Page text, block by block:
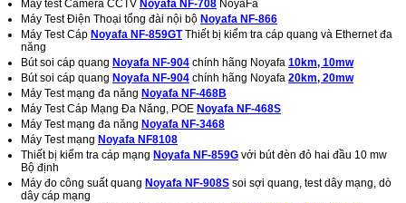
Máy test Camera CCTV Noyafa NF-708 NoyaFa
Máy Test Điện Thoại tổng đài nội bộ Noyafa NF-866
Máy Test Cáp Noyafa NF-859GTThiết bị kiểm tra cáp quang và Ethernet đa
năng
Bút soi cáp quang Noyafa NF-904 chính hãng Noyafa 10km, 10mw
Bút soi cáp quang Noyafa NF-904 chính hãng Noyafa 20km, 20mw
Máy Test mạng đa năng Noyafa NF-468B
Máy Test Cáp Mạng Đa Năng, POE Noyafa NF-468S
Máy Test mạng đa năng Noyafa NF-3468
Máy Test mạng Noyafa NF8108
Thiết bị kiểm tra cáp mạng Noyafa NF-859G với bút đèn đỏ hai đầu 10 mw
Bộ định
Máy đo công suất quang Noyafa NF-908S soi sợi quang, test dây mạng, dò
dây cáp mạng